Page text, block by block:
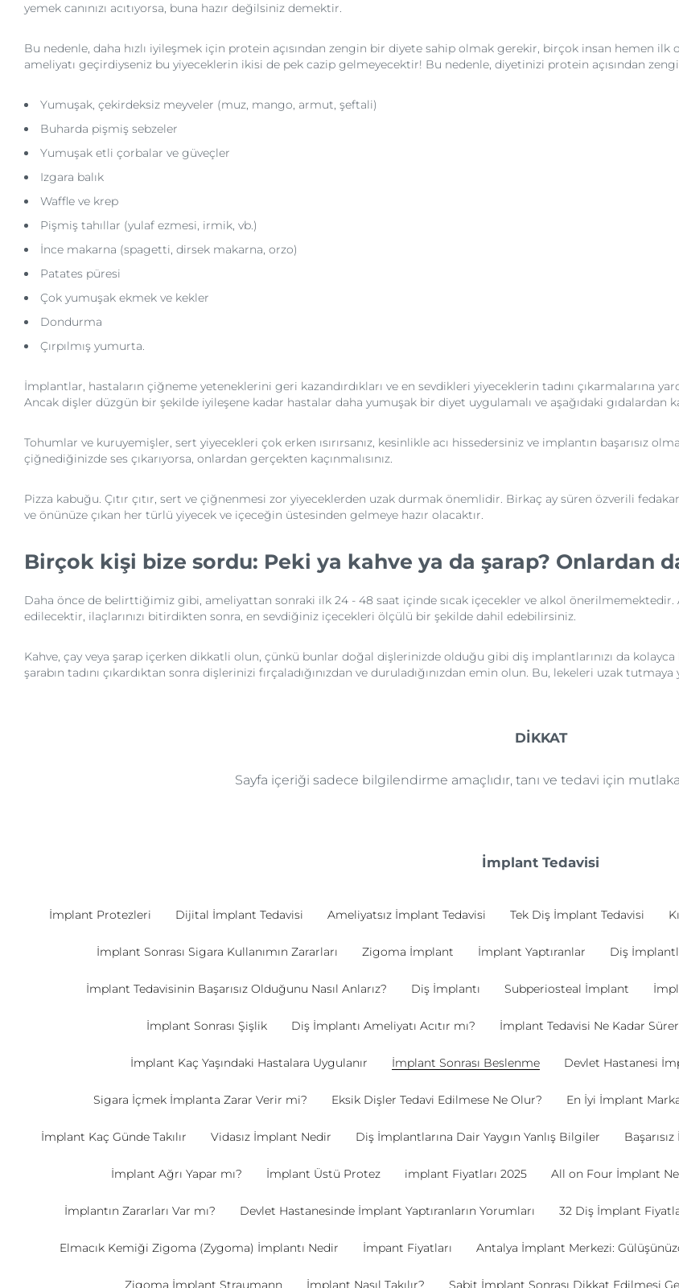
yemek canınızı acıtıyorsa, buna hazır değilsiniz demektir.
Bu nedenle, daha hızlı iyileşmek için protein açısından zengin bir diyete sahip olmak gerekir, birçok insan hemen ilk
ameliyatı geçirdiyseniz bu yiyeceklerin ikisi de pek cazip gelmeyecektir! Bu nedenle, diyetinizi protein açısından
Yumuşak, çekirdeksiz meyveler (muz, mango, armut, şeftali)
Buharda pişmiş sebzeler
Yumuşak etli çorbalar ve güveçler
Izgara balık
Waffle ve krep
Pişmiş tahıllar (yulaf ezmesi, irmik, vb.)
İnce makarna (spagetti, dirsek makarna, orzo)
Patates püresi
Çok yumuşak ekmek ve kekler
Dondurma
Çırpılmış yumurta.
İmplantlar, hastaların çiğneme yeteneklerini geri kazandırdıkları ve en sevdikleri yiyeceklerin tadını çıkarmalarına
Ancak dişler düzgün bir şekilde iyileşene kadar hastalar daha yumuşak bir diyet uygulamalı ve aşağıdaki gıdalardan
Tohumlar ve kuruyemişler, sert yiyecekleri çok erken ısırırsanız, kesinlikle acı hissedersiniz ve implantın başarısız
çiğnediğinizde ses çıkarıyorsa, onlardan gerçekten kaçınmalısınız.
Pizza kabuğu. Çıtır çıtır, sert ve çiğnenmesi zor yiyeceklerden uzak durmak önemlidir. Birkaç ay süren özverili
ve önünüze çıkan her türlü yiyecek ve içeceğin üstesinden gelmeye hazır olacaktır.
Birçok kişi bize sordu: Peki ya kahve ya da şarap? Onlardan
Daha önce de belirttiğimiz gibi, ameliyattan sonraki ilk 24 - 48 saat içinde sıcak içecekler ve alkol
edilecektir, ilaçlarınızı bitirdikten sonra, en sevdiğiniz içecekleri ölçülü bir şekilde dahil edebilirsiniz.
Kahve, çay veya şarap içerken dikkatli olun, çünkü bunlar doğal dişlerinizde olduğu gibi diş implantlarınızı da
şarabın tadını çıkardıktan sonra dişlerinizi fırçaladığınızdan ve duruladığınızdan emin olun. Bu, lekeleri uzak
DİKKAT
Sayfa içeriği sadece bilgilendirme amaçlıdır, tanı ve tedavi için
İmplant Tedavisi
İmplant Protezleri Dijital İmplant Tedavisi Ameliyatsız İmplant Tedavisi Tek Diş İmplant Tedavisi
İmplant Sonrası Sigara Kullanımın Zararları Zigoma İmplant İmplant Yaptıranlar Diş
İmplant Tedavisinin Başarısız Olduğunu Nasıl Anlarız? Diş İmplantı Subperiosteal İmplant
İmplant Sonrası Şişlik Diş İmplantı Ameliyatı Acıtır mı? İmplant Tedavisi Ne Kadar
İmplant Kaç Yaşındaki Hastalara Uygulanır İmplant Sonrası Beslenme Devlet Hastanesi
Sigara İçmek İmplanta Zarar Verir mi? Eksik Dişler Tedavi Edilmese Ne Olur? En İyi İmplant
İmplant Kaç Günde Takılır Vidasız İmplant Nedir Diş İmplantlarına Dair Yaygın Yanlış Bilgiler
İmplant Ağrı Yapar mı? İmplant Üstü Protez implant Fiyatları 2025 All on Four İmplant
İmplantın Zararları Var mı? Devlet Hastanesinde İmplant Yaptıranların Yorumları 32 Diş İmplant
Elmacık Kemiği Zigoma (Zygoma) İmplantı Nedir İmpant Fiyatları Antalya İmplant Merkezi:
Zigoma İmplant Straumann İmplant Nasıl Takılır? Sabit İmplant Sonrası Dikkat Edilmesi